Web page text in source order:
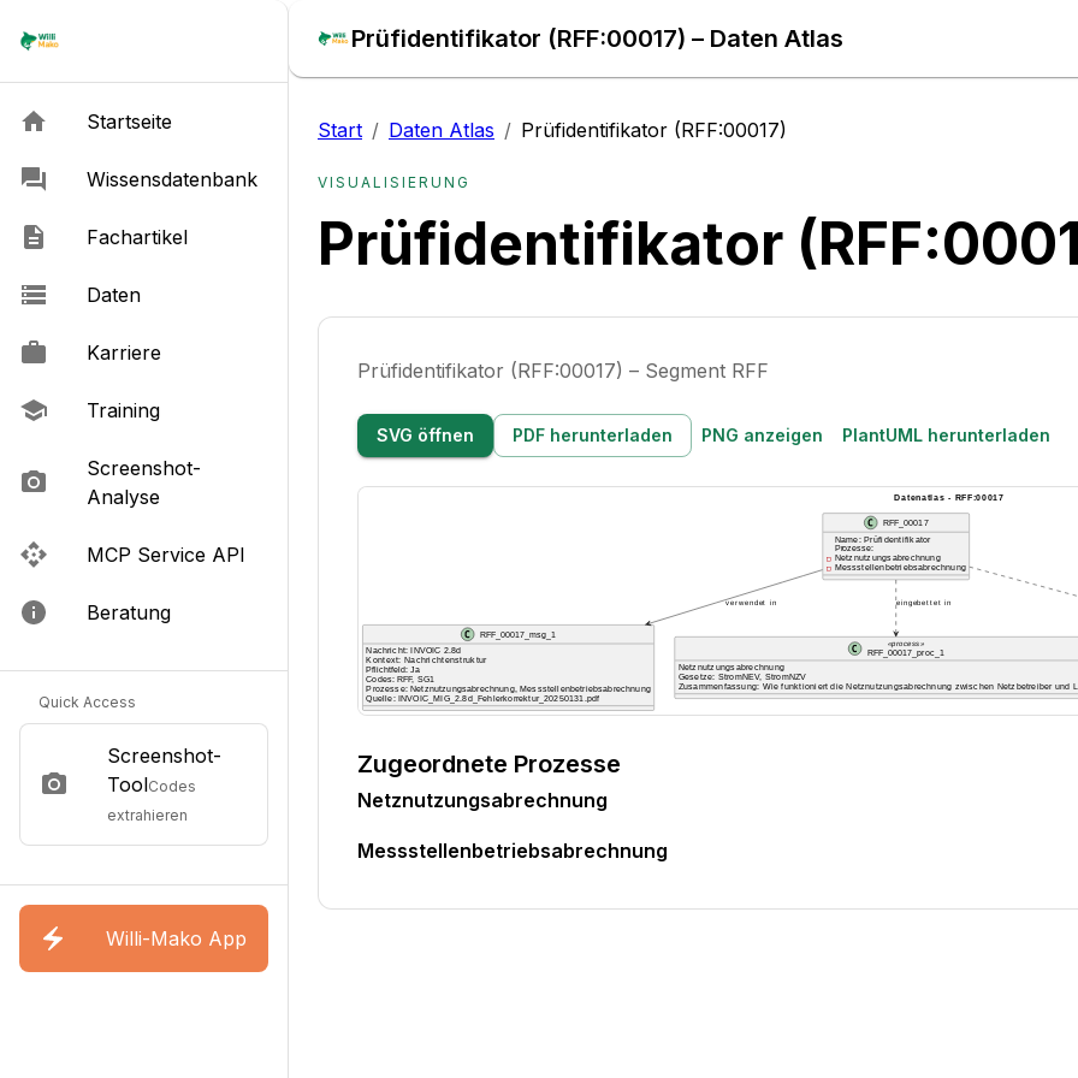
Prüfidentifikator (RFF:00017) – Daten Atlas
Startseite
Wissensdatenbank
Fachartikel
Daten
Karriere
Training
Screenshot-
Analyse
MCP Service API
Beratung
Quick Access
Screenshot-
ToolCodes
extrahieren
Willi-Mako App
Start / Daten Atlas / Prüfidentifikator (RFF:00017)
VISUALISIERUNG
Prüfidentifikator
Prüfidentifikator (RFF:00017) – Segment RFF
SVG öffnen PDF herunterladen PNG anzeigen PlantUML herunterladen
Zugeordnete Prozesse
Netznutzungsabrechnung
Messstellenbetriebsabrechnung